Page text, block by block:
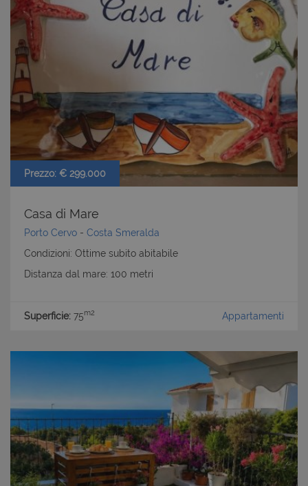
Prezzo: € 299.000
Casa di Mare
Porto Cervo - Costa Smeralda
Condizioni: Ottime subito abitabile
Distanza dal mare: 100 metri
Superficie: 75m2 Appartamenti